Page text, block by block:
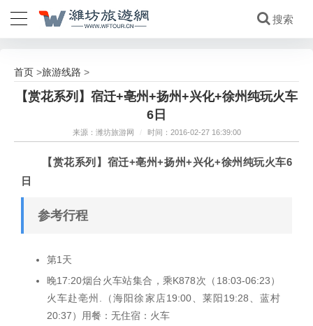
首页 >旅游线路 >
【赏花系列】宿迁+亳州+扬州+兴化+徐州纯玩火车
6日
来源：潍坊旅游网 / 时间：2016-02-27 16:39:00
【赏花系列】宿迁+亳州+扬州+兴化+徐州纯玩火车6
日
参考行程
第1天
晚17:20烟台火车站集合，乘K878次（18:03-06:23）
火车赴亳州.（海阳徐家店19:00、莱阳19:28、蓝村
20:37）用餐：无住宿：火车